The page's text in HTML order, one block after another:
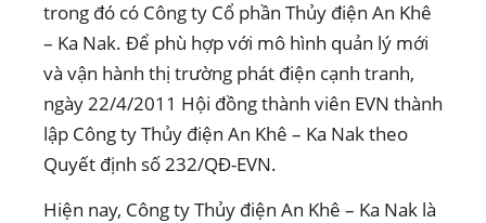
trong đó có Công ty Cổ phần Thủy điện An Khê
– Ka Nak. Để phù hợp với mô hình quản lý mới
và vận hành thị trường phát điện cạnh tranh,
ngày 22/4/2011 Hội đồng thành viên EVN thành
lập Công ty Thủy điện An Khê – Ka Nak theo
Quyết định số 232/QĐ-EVN.
Hiện nay, Công ty Thủy điện An Khê – Ka Nak là